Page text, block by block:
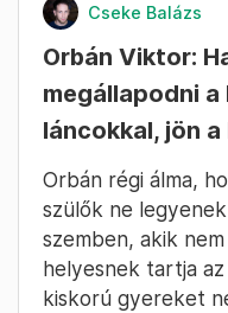
Cseke Balázs
Orbán Viktor:
megállapodni a
láncokkal, jön
Orbán régi álma,
szülők ne
szemben, akik
helyesnek tartja
kiskorú gyereket